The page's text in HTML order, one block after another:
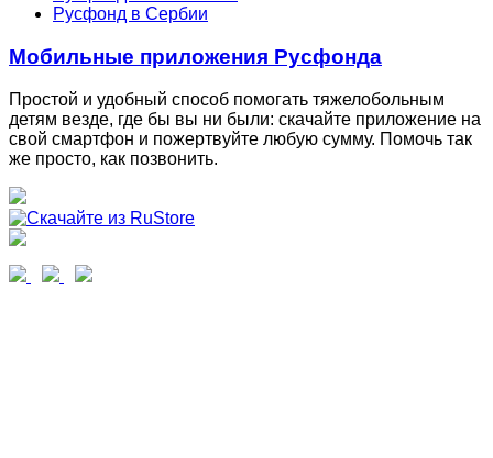
Русфонд в Сербии
Мобильные приложения Русфонда
Простой и удобный способ помогать тяжелобольным
детям везде, где бы вы ни были: скачайте приложение на
свой смартфон и пожертвуйте любую сумму. Помочь так
же просто, как позвонить.